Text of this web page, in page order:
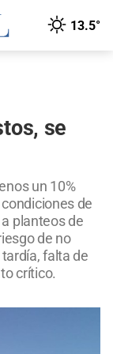
13.5°
se
un 10%
de
planteos de
de no
falta de
crítico.